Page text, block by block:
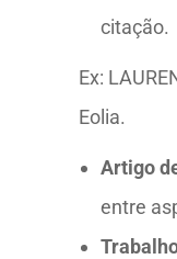
citação.
Ex:
Eolia.
Artigo
entre